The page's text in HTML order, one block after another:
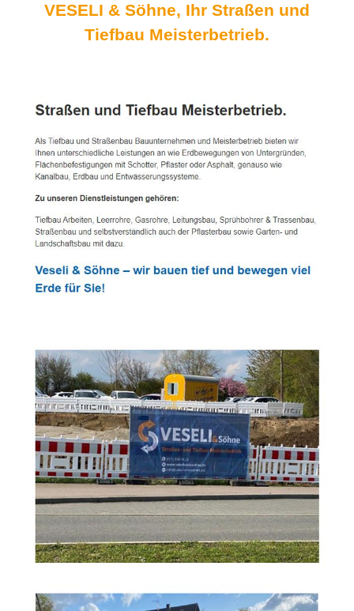
VESELI & Söhne, Ihr Straßen und
Tiefbau Meisterbetrieb.